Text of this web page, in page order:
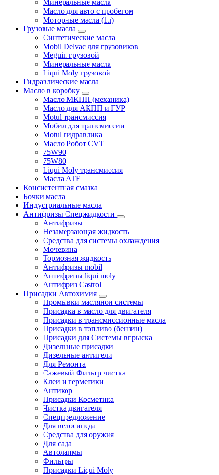
Минеральные масла
Масло для авто с пробегом
Моторные масла (1л)
Грузовые масла
Синтетические масла
Mobil Delvac для грузовиков
Meguin грузовой
Минеральные масла
Liqui Moly грузовой
Гидравлические масла
Масло в коробку
Масло МКПП (механика)
Масло для АКПП и ГУР
Motul трансмиссия
Мобил для трансмиссии
Motul гидравлика
Масло Робот CVT
75W90
75W80
Liqui Moly трансмиссия
Масла ATF
Консистентная смазка
Бочки масла
Индустриальные масла
Антифризы Спецжидкости
Антифризы
Незамерзающая жидкость
Средства для системы охлаждения
Мочевина
Тормозная жидкость
Антифризы mobil
Антифризы liqui moly
Антифриз Castrol
Присадки Автохимия
Промывки масляной системы
Присадка в масло для двигателя
Присадки в трансмиссионные масла
Присадки в топливо (бензин)
Присадки для Системы впрыска
Дизельные присадки
Дизельные антигели
Для Ремонта
Сажевый Фильтр чистка
Клеи и герметики
Антикор
Присадки Косметика
Чистка двигателя
Спецпредложение
Для велосипеда
Средства для оружия
Для сада
Автолапмы
Фильтры
Присадки Liqui Moly